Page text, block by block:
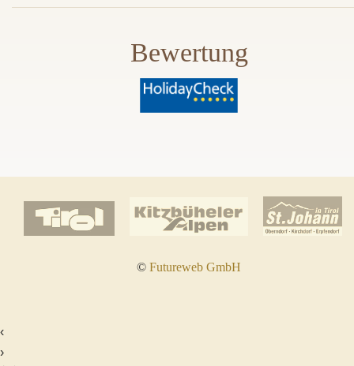
Bewertung
© Futureweb GmbH
‹
›